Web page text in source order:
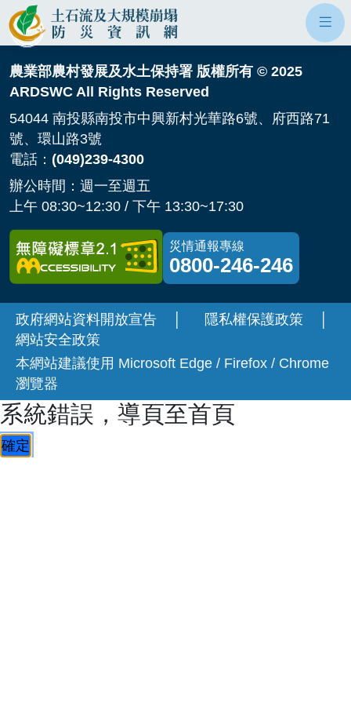
網站主選單
土石流及大規模崩塌防災資訊網
開
農業部農村發展及水土保持署 版權所有 © 2025
ARDSWC All Rights Reserved
54044 南投縣南投市中興新村光華路6號、府西路71
號、環山路3號
電話： (049)239-4300
辦公時間：週一至週五
上午 08:30~12:30 / 下午 13:30~17:30
災情通報專線
0800-246-246
政府網站資料開放宣告 隱私權保護政策
網站安全政策
本網站建議使用 Microsoft Edge / Firefox / Chrome
瀏覽器
系統錯誤，導頁至首頁
確定